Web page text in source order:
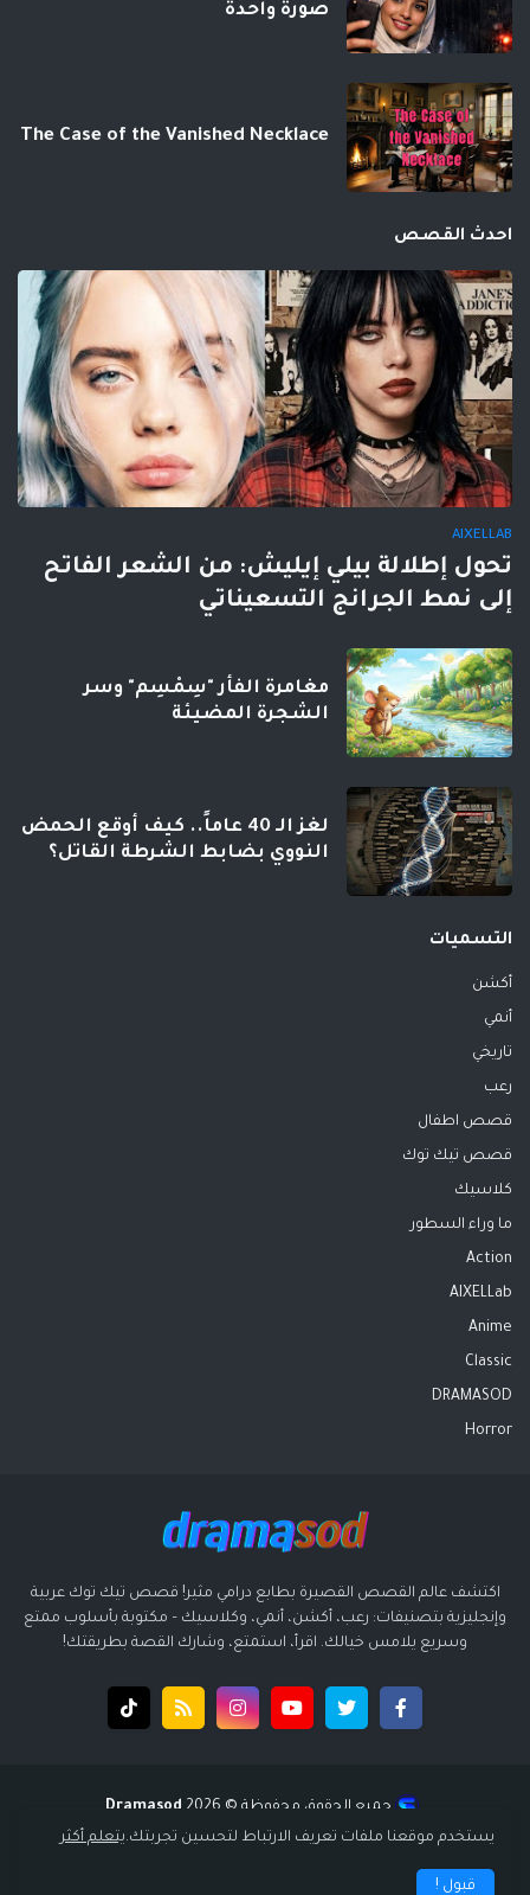
صورة واحدة
The Case of the Vanished Necklace
احدث القصص
AIXELLAB
تحول إطلالة بيلي إيليش: من الشعر الفاتح
إلى نمط الجرانج التسعيناتي
مغامرة الفأر "سِمْسِم" وسر
الشجرة المضيئة
لغز الـ 40 عاماً.. كيف أوقع الحمض
النووي بضابط الشرطة القاتل؟
التسميات
أكشن
أنمي
تاريخي
رعب
قصص اطفال
قصص تيك توك
كلاسيك
ما وراء السطور
Action
AIXELLab
Anime
Classic
DRAMASOD
Horror
اكتشف عالم القصص القصيرة بطابع درامي مثير! قصص تيك توك عربية
وإنجليزية بتصنيفات: رعب، أكشن، أنمي، وكلاسيك – مكتوبة بأسلوب ممتع
وسريع يلامس خيالك. اقرأ، استمتع، وشارك القصة بطريقتك!
جميع الحقوق محفوظة ©️ 2026
Dramasod
قالب بواسطةقالب سوبر ميجا - supermega | تصميم انتشار ديجيتال
الرئيسية
يستخدم موقعنا ملفات تعريف الارتباط لتحسين تجربتك.يتعلم أكثر
قبول !